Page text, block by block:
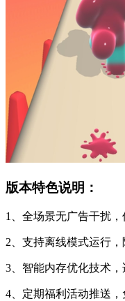
版本特色说明：
1、全场景无广告干扰
2、支持离线模式运行
3、智能内存优化技术
4、定期福利活动推送